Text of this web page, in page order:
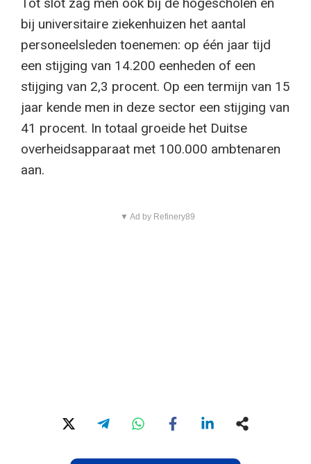
Tot slot zag men ook bij de hogescholen en
bij universitaire ziekenhuizen het aantal
personeelsleden toenemen: op één jaar tijd
een stijging van 14.200 eenheden of een
stijging van 2,3 procent. Op een termijn van 15
jaar kende men in deze sector een stijging van
41 procent. In totaal groeide het Duitse
overheidsapparaat met 100.000 ambtenaren
aan.
▼ Ad by Refinery89